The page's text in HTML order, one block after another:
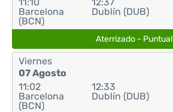
Barcelona
(BCN)
Dublín (DUB)
Aterrizado - Puntual
Viernes
07 Agosto
11:02
Barcelona
(BCN)
12:33
Dublín (DUB)